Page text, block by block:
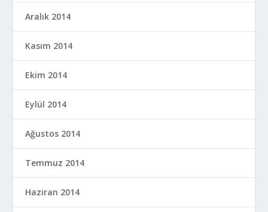
Aralık 2014
Kasım 2014
Ekim 2014
Eylül 2014
Ağustos 2014
Temmuz 2014
Haziran 2014